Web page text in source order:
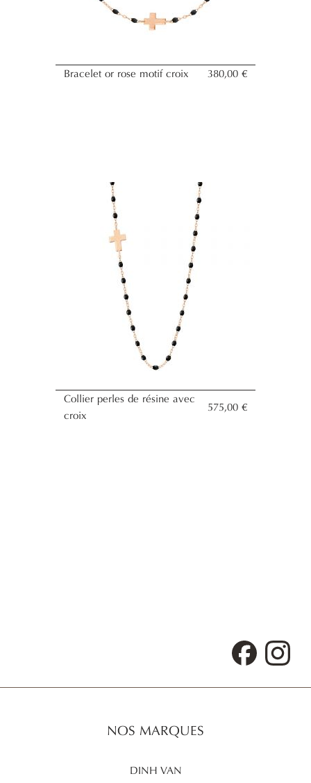
Bracelet or rose motif croix 380,00 €
Collier perles de résine avec
croix
575,00 €
Facebook
NOS MARQUES
DINH VAN